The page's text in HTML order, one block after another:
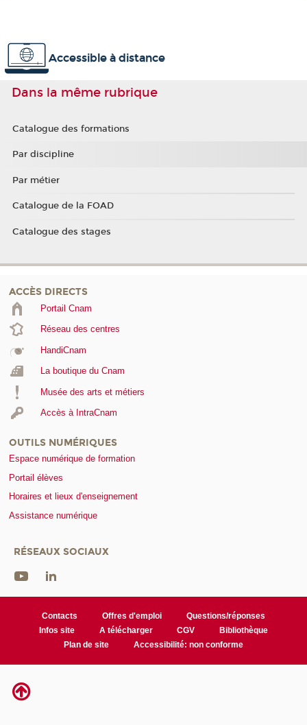
Accessible à distance
Dans la même rubrique
Catalogue des formations
Par discipline
Par métier
Catalogue de la FOAD
Catalogue des stages
ACCÈS DIRECTS
Portail Cnam
Réseau des centres
HandiCnam
La boutique du Cnam
Musée des arts et métiers
Accès à IntraCnam
OUTILS NUMÉRIQUES
Espace numérique de formation
Portail élèves
Horaires et lieux d'enseignement
Assistance numérique
RÉSEAUX SOCIAUX
Contacts Offres d'emploi
Questions/réponses
Infos site
A télécharger CGV
Bibliothèque
Plan de site
Accessibilité: non conforme